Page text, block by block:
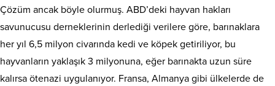
Çözüm ancak böyle olurmuş. ABD’deki hayvan hakları
savunucusu derneklerinin derlediği verilere göre, barınaklara
her yıl 6,5 milyon civarında kedi ve köpek getiriliyor, bu
hayvanların yaklaşık 3 milyonuna, eğer barınakta uzun süre
kalırsa ötenazi uygulanıyor. Fransa, Almanya gibi ülkelerde de